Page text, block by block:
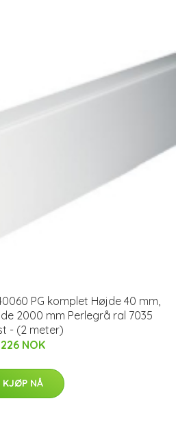
PG komplet Højde 40 mm,
2000 mm Perlegrå ral 7035
- (2 meter)
226 NOK
KJØP NÅ